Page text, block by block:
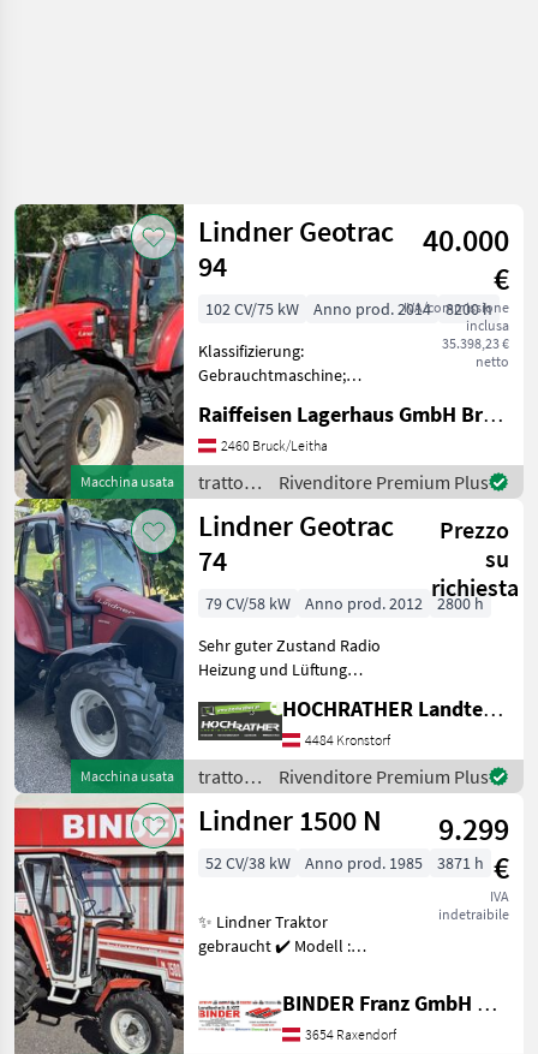
Macchina usata
Lindner Geotrac
94
40.000
€
IVA/commissione
inclusa
35.398,23 €
netto
102 CV/75 kW Anno prod. 2014
8200 h
Klassifizierung:
Gebrauchtmaschine;
Teillastschaltgetriebe;
Hydraulische Lenkung: Ja;
Anzahl der Steuergeräte
doppeltwirkend vorne: 1;
Frontlader Marke:
Raiffeisen Lagerhaus GmbH Bruck/Leitha
2460 Bruck/Leitha
trattori
/
Lindner
Rivenditore Premium Plus
Macchina usata
Lindner Geotrac
74
Prezzo
su
richiesta
79 CV/58 kW Anno prod. 2012
2800 h
Sehr guter Zustand Radio
Heizung und Lüftung
Fronthdraulik mit 2
Leitungen nach vorne
Anhängeschlitten mit
Anhängekupplung 3 DWS
Ste
HOCHRATHER Landtechnik GmbH
4484 Kronstorf
trattori
/
Lindner
Rivenditore Premium Plus
Lindner 1500 N
9.299
€
IVA
indetraibile
52 CV/38 kW Anno prod. 1985 3871 h
✨ Lindner Traktor
gebraucht ✔️ Modell :
serienmäßiger Ausführung
✔️ Hinterradtraktor
gebraucht ✔️ Baujahr : 1985
BINDER Franz GmbH & CoKG
3654 Raxendorf